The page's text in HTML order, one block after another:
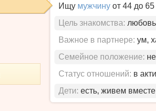
Ищу мужчину от 44 до 65
Цель знакомства:
Важное в партнере: ум,
Семейное положение:
Статус отношений: в
Дети: есть, живем вместе